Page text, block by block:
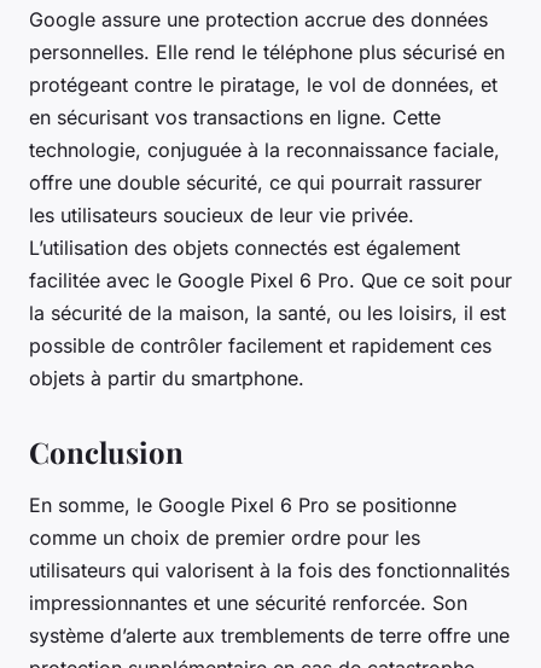
Google assure une protection accrue des données
personnelles. Elle rend le téléphone plus sécurisé en
protégeant contre le piratage, le vol de données, et
en sécurisant vos transactions en ligne. Cette
technologie, conjuguée à la reconnaissance faciale,
offre une double sécurité, ce qui pourrait rassurer
les utilisateurs soucieux de leur vie privée.
L’utilisation des objets connectés est également
facilitée avec le Google Pixel 6 Pro. Que ce soit pour
la sécurité de la maison, la santé, ou les loisirs, il est
possible de contrôler facilement et rapidement ces
objets à partir du smartphone.
Conclusion
En somme, le Google Pixel 6 Pro se positionne
comme un choix de premier ordre pour les
utilisateurs qui valorisent à la fois des fonctionnalités
impressionnantes et une sécurité renforcée. Son
système d’alerte aux tremblements de terre offre une